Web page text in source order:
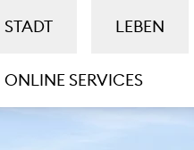
STADT LEBEN
ONLINE SERVICES